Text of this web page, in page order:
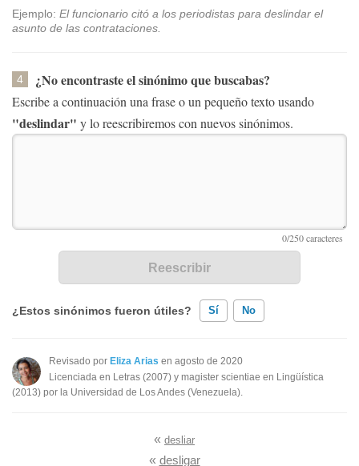
Ejemplo: El funcionario citó a los periodistas para deslindar el
asunto de las contrataciones.
4 ¿No encontraste el sinónimo que buscabas?
Escribe a continuación una frase o un pequeño texto usando
"deslindar" y lo reescribiremos con nuevos sinónimos.
¿Estos sinónimos fueron útiles? Sí No
Existen sinónimos incorrectos
Ninguno de los sinónimos presentados me ayudó
Revisado por Eliza Arias en agosto de 2020
Licenciada en Letras (2007) y magister scientiae en Lingüística
(2013) por la Universidad de Los Andes (Venezuela).
« desliar
« desligar